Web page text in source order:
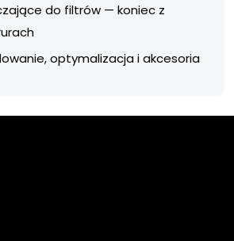
do filtrów — koniec z
optymalizacja i akcesoria